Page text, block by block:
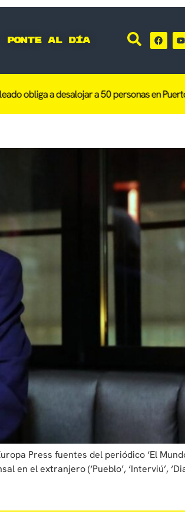
Ponte al día
obliga a desalojar a 50 personas en
Press fuentes del periódico ‘El
el extranjero (‘Pueblo’, ‘Interviú’,